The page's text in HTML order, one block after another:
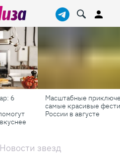
Масштабные приключения:
самые красивые фестивали
России в августе
Новости звезд